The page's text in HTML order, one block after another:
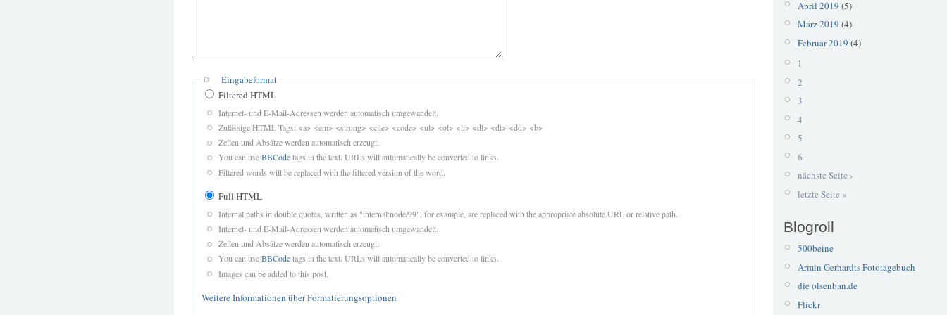
Eingabeformat
Filtered HTML
Internet- und E-Mail-Adressen werden automatisch umgewandelt.
Zulässige HTML-Tags: <a> <em> <strong> <cite> <code> <ul> <ol> <li> <dl> <dt> <dd> <b>
Zeilen und Absätze werden automatisch erzeugt.
You can useBBCodetags in the text. URLs will automatically be converted to links.
Filtered words will be replaced with the filtered version of the word.
Full HTML
Internal paths in double quotes, written as "internal:node/99", for example, are replaced with the appropriate absolute URL or relative path.
Internet- und E-Mail-Adressen werden automatisch umgewandelt.
Zeilen und Absätze werden automatisch erzeugt.
You can useBBCodetags in the text. URLs will automatically be converted to links.
Images can be added to this post.
Weitere Informationen über Formatierungsoptionen
April 2019 (5)
März 2019 (4)
Februar 2019 (4)
1
2
3
4
5
6
nächste Seite ›
letzte Seite »
Blogroll
500beine
Armin Gerhardts Fototagebuch
die olsenban.de
Flickr